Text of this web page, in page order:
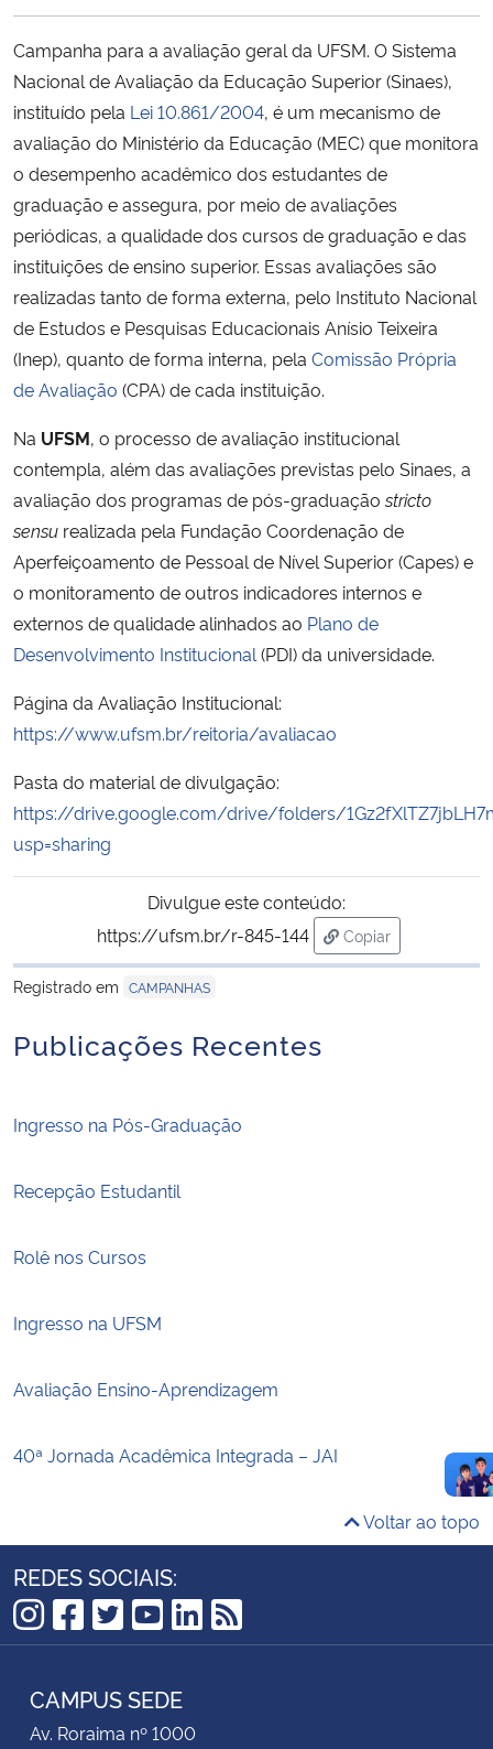
Ministério da Cidadania
Ministério da Saúde
Ministério de Minas e Energia
Ministério do Meio Ambiente
Ministério do Turismo
Ministério do Desenvolvimento Regional
Ministério da Mulher, da Família e dos Direitos Humanos
Secretaria-Geral
Secretaria de Governo
Gabinete de Segurança Institucional
Advocacia-Geral da União
Banco Central do Brasil
Campanha para a avaliação geral da UFSM. O Sistema
Nacional de Avaliação da Educação Superior (Sinaes),
instituído pela Lei 10.861/2004, é um mecanismo de
avaliação do Ministério da Educação (MEC) que monitora
o desempenho acadêmico dos estudantes de
graduação e assegura, por meio de avaliações
periódicas, a qualidade dos cursos de graduação e das
instituições de ensino superior. Essas avaliações são
realizadas tanto de forma externa, pelo Instituto Nacional
de Estudos e Pesquisas Educacionais Anísio Teixeira
(Inep), quanto de forma interna, pela Comissão Própria
de Avaliação (CPA) de cada instituição.
Na UFSM, o processo de avaliação institucional
contempla, além das avaliações previstas pelo Sinaes, a
avaliação dos programas de pós-graduaçãostricto
sensu realizada pela Fundação Coordenação de
Aperfeiçoamento de Pessoal de Nível Superior (Capes) e
o monitoramento de outros indicadores internos e
externos de qualidade alinhados ao Plano de
Desenvolvimento Institucional (PDI) da universidade.
Página da Avaliação Institucional:
https://www.ufsm.br/reitoria/avaliacao
Pasta do material de divulgação:
https://drive.google.com/drive/folders/
usp=sharing
Divulgue este conteúdo:
https://ufsm.br/r-845-144
Copiar
para área de
Registrado em CAMPANHAS
Publicações Recentes
Ingresso na Pós-Graduação
Recepção Estudantil
Rolê nos Cursos
Ingresso na UFSM
Avaliação Ensino-Aprendizagem
40ª Jornada Acadêmica Integrada – JAI​
Voltar ao topo
REDES SOCIAIS:
Instagram
Facebook
Twitter
YouTube
LinkedIn
RSS
CAMPUS SEDE
Av. Roraima nº 1000